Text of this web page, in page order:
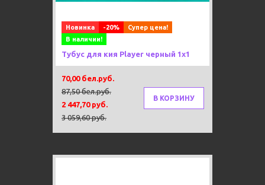
Новинка -20%
Супер цена!
В наличии!
Тубус для кия Player черный 1х1
70,00 бел.руб.
87,50 бел.руб.
2 447,70 руб.
3 059,60 руб.
В КОРЗИНУ